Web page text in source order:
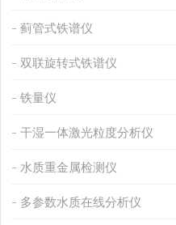
蓟管式铁谱仪
双联旋转式铁谱仪
铁量仪
干湿一体激光粒度分析仪
水质重金属检测仪
多参数水质在线分析仪